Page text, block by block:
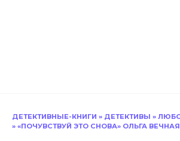
ДЕТЕКТИВНЫЕ-КНИГИ » ДЕТЕКТИВЫ »
» «ПОЧУВСТВУЙ ЭТО СНОВА» ОЛЬГА ВЕЧНАЯ